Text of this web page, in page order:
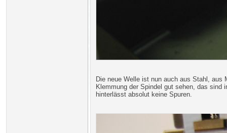
Die neue Welle ist nun auch aus Stahl,
Klemmung der Spindel gut sehen, das sind
hinterlässt absolut keine Spuren.